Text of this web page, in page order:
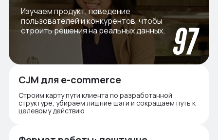
Изучаем продукт, поведение
пользователей и конкурентов, чтобы
строить решения на реальных данных.
CJM для e-commerce
Строим карту пути клиента по разработанной
структуре, убираем лишние шаги и сокращаем путь к
целевому действию